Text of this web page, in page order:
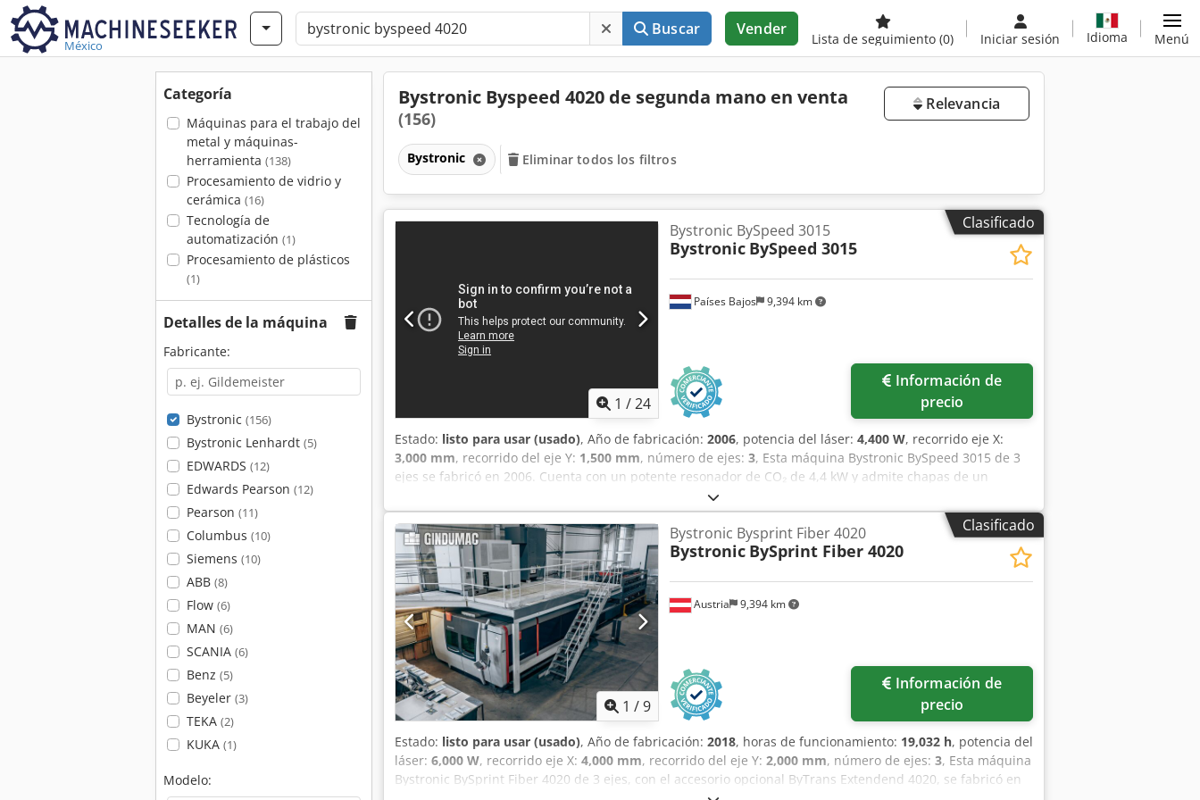
México
Buscar Vender
Lista de seguimiento (0) Iniciar sesión Idioma Menú
Categoría
Máquinas para el trabajo del
metal y máquinas-
herramienta (138)
Procesamiento de vidrio y
cerámica (16)
Tecnología de
automatización (1)
Procesamiento de plásticos
(1)
Detalles de la máquina
Fabricante:
Bystronic (156)
Bystronic Lenhardt (5)
EDWARDS (12)
Edwards Pearson (12)
Pearson (11)
Columbus (10)
Siemens (10)
ABB (8)
Flow (6)
MAN (6)
SCANIA (6)
Benz (5)
Beyeler (3)
TEKA (2)
KUKA (1)
Modelo:
Bystronic Byspeed 4020 de segunda mano en venta
(156)
Relevancia
Bystronic Eliminar todos los filtros
Clasificado
1 /24
Países Bajos 9,394 km
Bystronic BySpeed 3015
Bystronic BySpeed 3015
precio
Estado: listo para usar (usado), Año de fabricación: 2006, potencia del láser: 4,400 W, recorrido eje X:
3,000 mm, recorrido del eje Y: 1,500 mm, número de ejes: 3, Esta máquina Bystronic BySpeed 3015 de 3
ejes se fabricó en 2006. Cuenta con un potente resonador de CO₂ de 4,4 kW y admite chapas de un
tamaño máximo de 3000 x 1500 mm. La máquina incluye 20 posiciones de palé para un funcionamiento
eficiente. Si busca obtener capacidades de corte por láser de alta calidad, considere la máquina de corte
por láser de CO₂ Bystronic BySpeed 3015 que tenemos a la venta. Póngase en contacto con nosotros para
obtener más detalles. Crjdpfxjzl D N Ds Acmjf
Clasificado
1 /9
Austria 9,394 km
Bystronic Bysprint Fiber 4020
Bystronic BySprint Fiber 4020
precio
Estado: listo para usar (usado), Año de fabricación: 2018, horas de funcionamiento: 19,032 h, potencia del
láser: 6,000 W, recorrido eje X: 4,000 mm, recorrido del eje Y: 2,000 mm, número de ejes: 3, Esta máquina
Bystronic BySprint Fiber 4020 de 3 ejes, con el accesorio opcional ByTrans Extendend 4020, se fabricó en